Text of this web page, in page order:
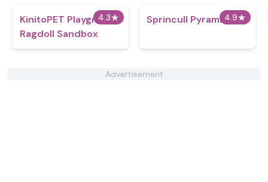
4.3★
KinitoPET Playground
Ragdoll Sandbox
4.9★
Sprincull Pyramixed
Advertisement